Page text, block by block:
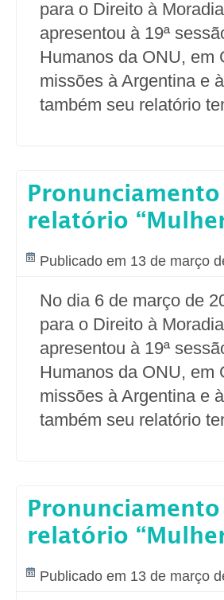
para o Direito à
apresentou à 19ª
Humanos da ONU, em
missões à Argentina e
também seu relatório
relatório
Publicado em 13 de março
No dia 6 de março de
para o Direito à
apresentou à 19ª
Humanos da ONU, em
missões à Argentina e
também seu relatório
relatório
Publicado em 13 de março